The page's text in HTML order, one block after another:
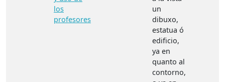
los
profesores
un
dibuxo,
estatua ó
edificio,
ya en
quanto al
contorno,